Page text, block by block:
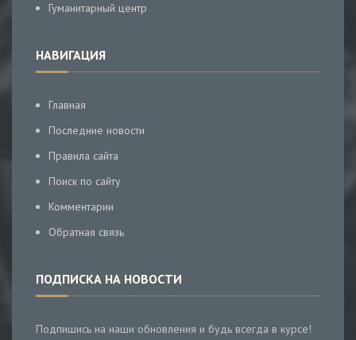
Гуманитарный центр
НАВИГАЦИЯ
Главная
Последние новости
Правила сайта
Поиск по сайту
Комментарии
Обратная связь
ПОДПИСКА НА НОВОСТИ
Подпишись на наши обновления и будь всегда в курсе!